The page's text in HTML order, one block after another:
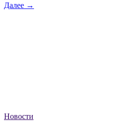
Далее →
Новости